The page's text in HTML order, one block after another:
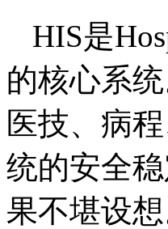
HIS是
的核心系
医技、病
统的安全
果不堪设